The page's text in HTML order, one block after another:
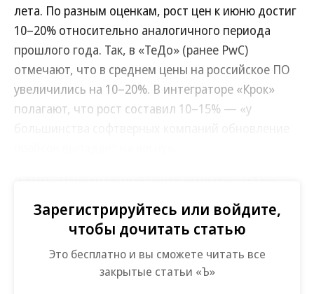
лета. По разным оценкам, рост цен к июню достиг
10–20% относительно аналогичного периода
прошлого года. Так, в «ТеДо» (ранее PwC)
отмечают, что в среднем цены на российское ПО
увеличились на 10–20%. В интеграторе «Крок»
полагают, что рост составил 10–15% — «у
информационным системам управления
холдингом» (в состав учредителей входит Т1)
говорят, что на услуги и заказные разработки ПО к
маю—июню цены выросли примерно на 15% год к
году. Стоимость «коробочного ПО» увеличили
Зарегистрируйтесь или войдите,
чтобы дочитать статью
Это бесплатно и вы сможете читать все
закрытые статьи «Ъ»